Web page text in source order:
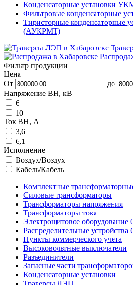
Конденсаторные установки
Фильтровые конденсаторные
Тиристорные конденсаторные
(АУКРМТ)
Фильтр продукции
Цена
От
до
Напряжение ВН, кВ
6
10
Ток ВН, А
3,6
6,1
Исполнение
Воздух/Воздух
Кабель/Кабель
Комплектные
Силовые трансформаторы
Трансформаторы напряжения
Трансформаторы тока
Электрощитовое оборудование
Распределительные устройства
Пункты коммерческого учета
Высоковольтные выключатели
Разъединители
Запасные части
Конденсаторные установки
Траверсы ЛЭП